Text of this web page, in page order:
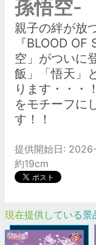
孫悟空-
親子の絆が放
『BLOOD
空」がついに
飯」「悟天」
ります・・・
をモチーフに
す！！
提供開始日:
約19cm
現在提供している景